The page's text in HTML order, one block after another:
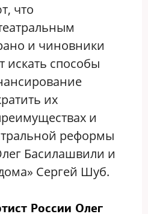
что
и чиновники
искать способы
их
и
реформы
Басилашвили и
Сергей Шуб.
России Олег